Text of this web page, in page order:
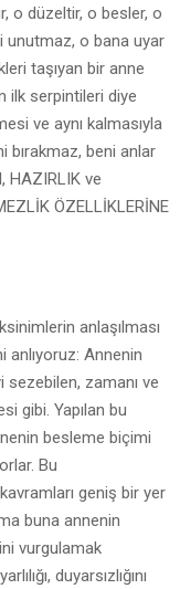
o düzeltir, o besler, o
unutmaz, o bana uyar
taşıyan bir anne
ilk serpintileri diye
ve aynı kalmasıyla
bırakmaz, beni anlar
HAZIRLIK ve
ÖZELLİKLERİNE
anlaşılması
anlıyoruz: Annenin
sezebilen, zamanı ve
gibi. Yapılan bu
besleme biçimi
Bu
geniş bir yer
buna annenin
vurgulamak
duyarsızlığını